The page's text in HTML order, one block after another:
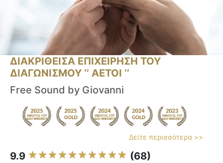
ΔΙΑΚΡΙΘΕΙΣΑ ΕΠΙΧΕΙΡΗΣΗ ΤΟΥ
ΔΙΑΓΩΝΙΣΜΟΥ ‘’ ΑΕΤΟΙ ‘’
Free Sound by Giovanni
Δείτε περισσότερα >>
9.9 (68)